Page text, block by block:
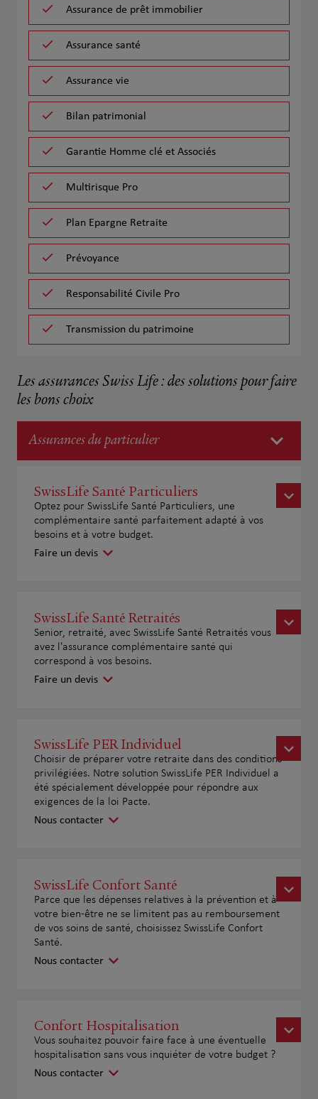
Assurance de prêt immobilier
Assurance santé
Assurance vie
Bilan patrimonial
Garantie Homme clé et Associés
Multirisque Pro
Plan Epargne Retraite
Prévoyance
Responsabilité Civile Pro
Transmission du patrimoine
Les assurances Swiss Life : des solutions pour faire
les bons choix
Assurances du particulier
SwissLife Santé Particuliers
Optez pour SwissLife Santé Particuliers, une
complémentaire santé parfaitement adapté à vos
besoins et à votre budget.
Faire un devis
SwissLife Santé Retraités
Senior, retraité, avec SwissLife Santé Retraités vous
avez l'assurance complémentaire santé qui
correspond à vos besoins.
Faire un devis
SwissLife PER Individuel
Choisir de préparer votre retraite dans des conditions
privilégiées. Notre solution SwissLife PER Individuel a
été spécialement développée pour répondre aux
exigences de la loi Pacte.
Nous contacter
SwissLife Confort Santé
Parce que les dépenses relatives à la prévention et à
votre bien-être ne se limitent pas au remboursement
de vos soins de santé, choisissez SwissLife Confort
Santé.
Nous contacter
Confort Hospitalisation
Vous souhaitez pouvoir faire face à une éventuelle
hospitalisation sans vous inquiéter de votre budget ?
Nous contacter